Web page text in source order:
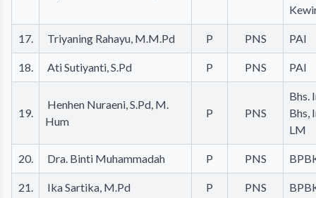
17. Triyaning Rahayu, M.M.Pd P PNS PAI
18. Ati Sutiyanti, S.Pd P PNS PAI
19.
Henhen Nuraeni, S.Pd, M.
Hum
P PNS
Bhs.
Bhs,
LM
20. Dra. Binti Muhammadah P PNS
21. Ika Sartika, M.Pd P PNS